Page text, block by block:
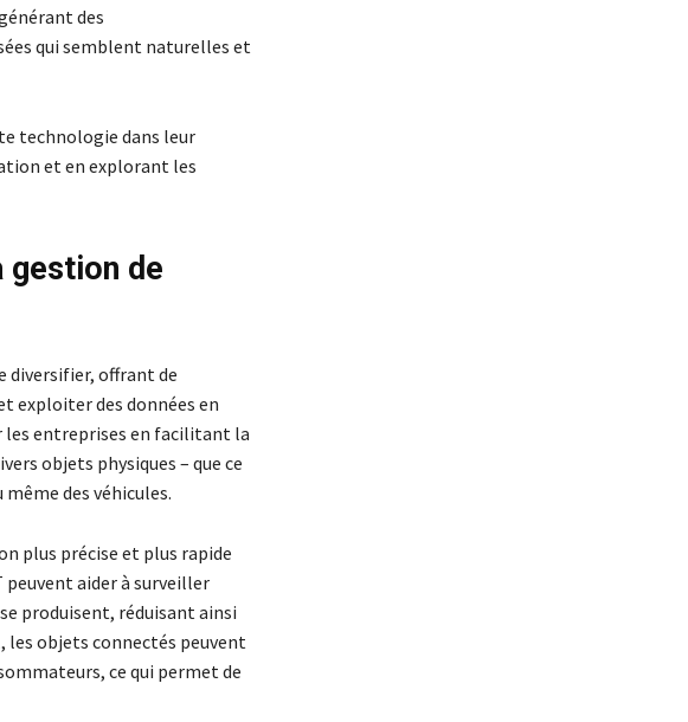
des
qui semblent naturelles et
technologie dans leur
et en explorant les
gestion de
diversifier, offrant de
exploiter des données en
les entreprises en facilitant la
objets physiques – que ce
des véhicules.
plus précise et plus rapide
peuvent aider à surveiller
produisent, réduisant ainsi
les objets connectés peuvent
ce qui permet de